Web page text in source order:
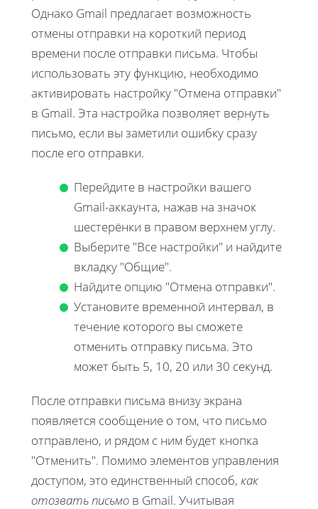
Однако Gmail предлагает возможность
отмены отправки на короткий период
времени после отправки письма. Чтобы
использовать эту функцию, необходимо
активировать настройку "Отмена отправки"
в Gmail. Эта настройка позволяет вернуть
письмо, если вы заметили ошибку сразу
после его отправки.
Перейдите в настройки вашего
Gmail-аккаунта, нажав на значок
шестерёнки в правом верхнем углу.
Выберите "Все настройки" и найдите
вкладку "Общие".
Найдите опцию "Отмена отправки".
Установите временной интервал, в
течение которого вы сможете
отменить отправку письма. Это
может быть 5, 10, 20 или 30 секунд.
После отправки письма внизу экрана
появляется сообщение о том, что письмо
отправлено, и рядом с ним будет кнопка
"Отменить". Помимо элементов управления
доступом, это единственный способ, как
отозвать письмо в Gmail. Учитывая